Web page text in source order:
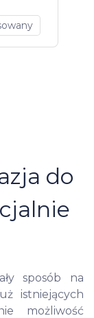
do
sposób na
istniejących
możliwość